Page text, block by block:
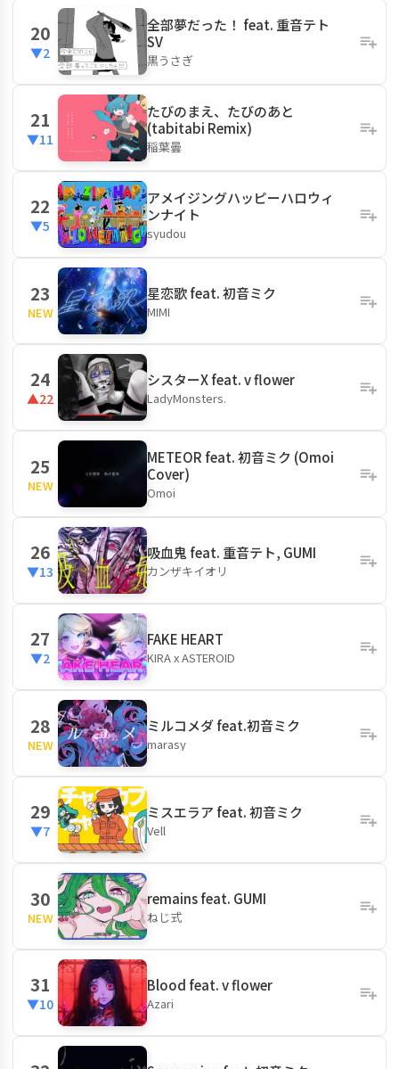
20
▼2
全部夢だった！ feat. 重音テト
SV
黒うさぎ
21
▼11
たびのまえ、たびのあと
(tabitabi Remix)
稲葉曇
22
▼5
アメイジングハッピーハロウィ
ンナイト
syudou
23
NEW
星恋歌 feat. 初音ミク
MIMI
24
▲22
シスターX feat. v flower
LadyMonsters.
25
NEW
METEOR feat. 初音ミク (Omoi
Cover)
Omoi
26
▼13
吸血鬼 feat. 重音テト, GUMI
カンザキイオリ
27
▼2
FAKE HEART
KIRA x ASTEROID
28
NEW
ミルコメダ feat.初音ミク
marasy
29
▼7
ミスエラア feat. 初音ミク
Vell
30
NEW
remains feat. GUMI
ねじ式
31
▼10
Blood feat. v flower
Azari